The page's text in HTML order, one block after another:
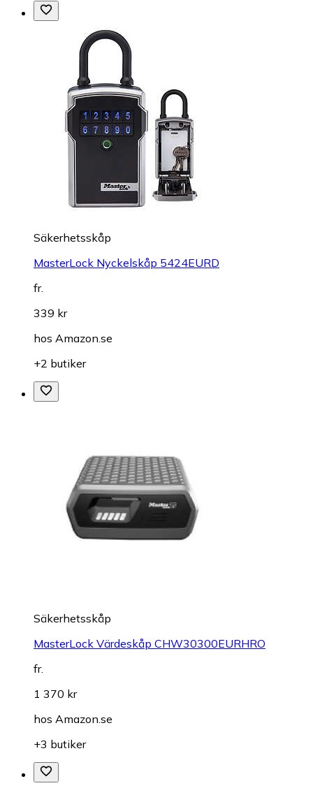
Säkerhetsskåp
MasterLock Nyckelskåp 5424EURD
fr.
339 kr
hos Amazon.se
+2 butiker
Säkerhetsskåp
MasterLock Värdeskåp CHW30300EURHRO
fr.
1 370 kr
hos Amazon.se
+3 butiker